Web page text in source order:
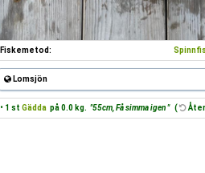
Fiskemetod:
Lomsjön
• 1 st Gädda på 0.0 kg. "55cm, Få simma igen " (